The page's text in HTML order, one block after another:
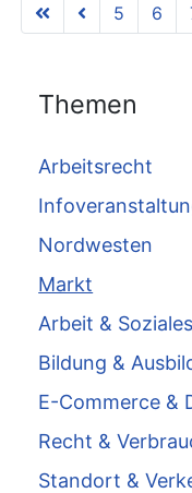
5 6
Themen
Arbeitsrecht
Nordwesten
Markt
Arbeit & Soziales
Bildung &
E-Commerce &
Recht &
Standort &